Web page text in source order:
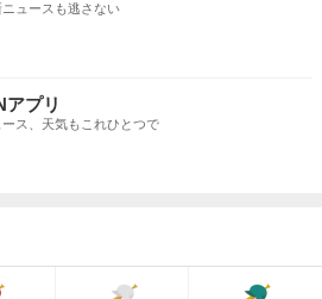
ュースも逃さない
プリ
ス、天気もこれひとつで